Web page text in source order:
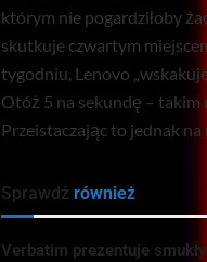
którym nie pogardziłoby
skutkuje czwartym
tygodniu, Lenovo
Otóż 5 na sekundę – takim
Przeistaczając to jednak
Sprawdź również
Verbatim prezentuje